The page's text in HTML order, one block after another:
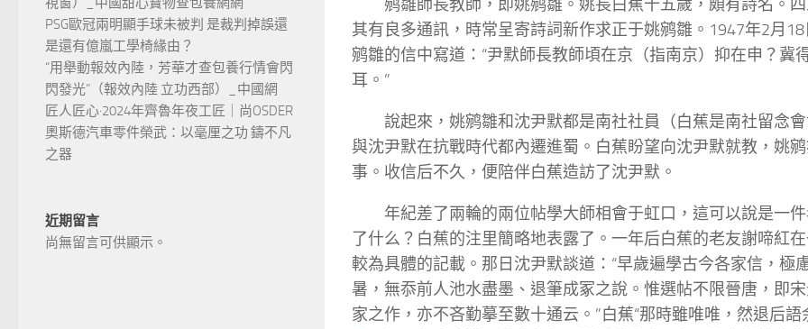
鹓雛師長教師，即姚鹓雛。姚長白蕉十五歲，頗有詩名。
其有良多通訊，時常呈寄詩詞新作求正于姚鹓雛。1947年2月
鹓雛的信中寫道：“尹默師長教師頃在京（指南京）抑在申？冀
耳。”
說起來，姚鹓雛和沈尹默都是南社社員（白蕉是南社留念
與沈尹默在抗戰時代都內遷進蜀。白蕉盼望向沈尹默就教，姚
事。收信后不久，便陪伴白蕉造訪了沈尹默。
年紀差了兩輪的兩位帖學大師相會于虹口，這可以說是一
了什么？白蕉的注里簡略地表露了。一年后白蕉的老友謝啼紅
較為具體的記載。那日沈尹默談道：“早歲遍學古今各家信，極
暑，無忝前人池水盡墨、退筆成冢之說。惟選帖不限晉唐，即
家之作，亦不吝勤摹至數十通云。”白蕉“那時雖唯唯，然退后語
PSG歐冠兩明顯手球未被判 是裁判掉誤還
是還有億嵐工學椅緣由？
“用舉動報效內陸，芳華才查包養行情會閃
閃發光”（報效內陸 立功西部）_中國網
匠人匠心·2024年齊魯年夜工匠｜尚OSDER
奧斯德汽車零件榮武：以毫厘之功 鑄不凡
之器
近期留言
尚無留言可供顯示。